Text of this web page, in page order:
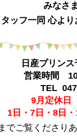
みなさ
ッフ一同 心よ
日産プリン
営業時間
TEL
9月定休日
日・7日・8日・
でご覧くださり